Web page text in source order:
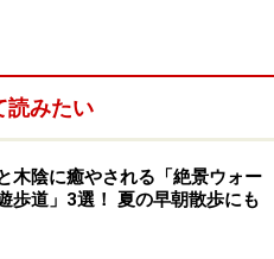
読みたい
木陰に癒やされる「絶景ウォー
歩道」3選！ 夏の早朝散歩にも